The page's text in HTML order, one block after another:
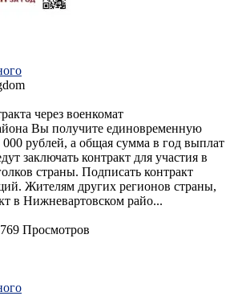
через военкомат
Вы получите единовременную
рублей, а общая сумма в год выплат
заключать контракт для участия в
страны. Подписать контракт
Жителям других регионов страны,
в Нижневартовском райо...
769 Просмотров